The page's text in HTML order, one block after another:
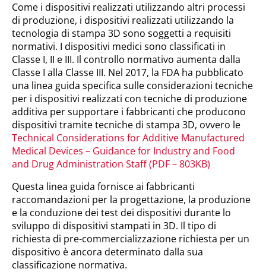
Come i dispositivi realizzati utilizzando altri processi
di produzione, i dispositivi realizzati utilizzando la
tecnologia di stampa 3D sono soggetti a requisiti
normativi. I dispositivi medici sono classificati in
Classe I, II e III. Il controllo normativo aumenta dalla
Classe I alla Classe III. Nel 2017, la FDA ha pubblicato
una linea guida specifica sulle considerazioni tecniche
per i dispositivi realizzati con tecniche di produzione
additiva per supportare i fabbricanti che producono
dispositivi tramite tecniche di stampa 3D, ovvero le
Technical Considerations for Additive Manufactured
Medical Devices – Guidance for Industry and Food
and Drug Administration Staff (PDF – 803KB)
Questa linea guida fornisce ai fabbricanti
raccomandazioni per la progettazione, la produzione
e la conduzione dei test dei dispositivi durante lo
sviluppo di dispositivi stampati in 3D. Il tipo di
richiesta di pre-commercializzazione richiesta per un
dispositivo è ancora determinato dalla sua
classificazione normativa.